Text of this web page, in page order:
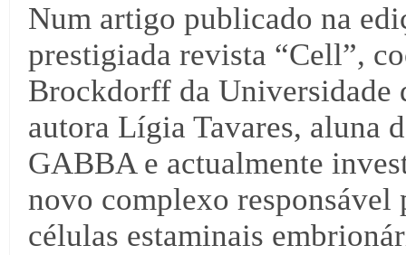
Num artigo publicado na
prestigiada revista “Cell”,
Brockdorff da Universidade
autora Lígia Tavares, aluna
GABBA e actualmente
novo complexo responsável
células estaminais